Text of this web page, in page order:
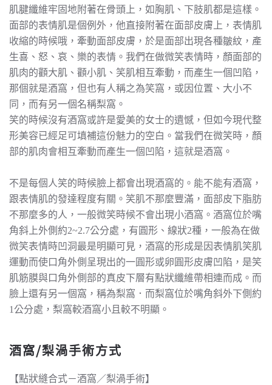
肌腱纖維牢固地附著在骨頭上，如胸肌、下肢肌都是這樣。
面部的表情肌是個例外，他直接附著在面部皮膚上，表情肌
收縮的時候哦，牽動面部皮膚，於是面部出現各種皺紋，產
生喜、怒、哀、樂的表情。我們在做微笑表情時，顏面部的
肌肉的顴大肌、顴小肌、笑肌相互牽動，而產生一個凹陷，
那個就是酒窩，但也有人稱之為笑窩，或因位置、大小不
同，而有另一個名稱梨窩。
笑的時候沒有酒窩或許是愛美的女士的遺憾，但如今現代整
形美容已經足可填補這份魅力的空白。當我們在微笑時，顏
部的肌肉會相互牽動而產生一個凹陷，這就是酒窩。
不是每個人笑的時候臉上都會出現酒窩的。能不能有酒窩，
跟表情肌的發達程度有關。笑肌不那麼豐滿，面部皮下脂肪
不那麼多的人，一般微笑時候不會出現小酒窩。酒窩位於嘴
角斜上外側約2~2.7公分處，有圓形、線狀2種，一般為在做
微笑表情時凹洞最是明顯可見，酒窩的形成是因表情肌笑肌
運動而使口角外側呈現出的一圓形或卵圓形皮膚凹陷，是笑
肌筋膜與口角外側部的真皮下層有點狀纖維帶相連而成。而
臉上還有另一個窩，稱為梨窩．而梨窩位於嘴角斜外下側約
1公分處，梨窩較酒窩小且較不明顯。
酒窩/梨渦手術方式
【點狀縫合式－酒窩／梨渦手術】